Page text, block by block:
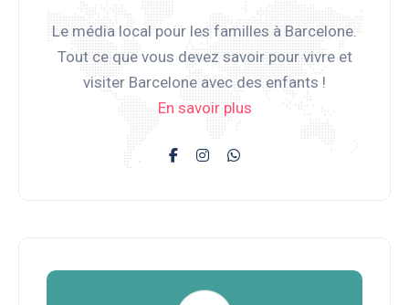
Le média local pour les familles à Barcelone.
Tout ce que vous devez savoir pour vivre et
visiter Barcelone avec des enfants !
En savoir plus